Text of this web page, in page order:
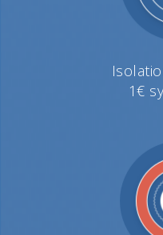
1€